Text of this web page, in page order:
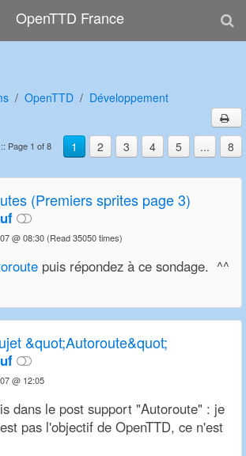
OpenTTD France
OpenTTD Développement
1 2 3 4 5 ... 8
Page 1 of 8
(Premiers sprites page 3)
@ 08:30 (Read 35050 times)
puis répondez à ce sondage. ^^
&quot;Autoroute&quot;
@ 12:05
dans le post support "Autoroute" : je
pas l'objectif de OpenTTD, ce n'est